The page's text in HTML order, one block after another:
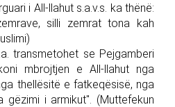
i All-llahut s.a.v.s. ka thënë:
silli zemrat tona kah
trans­me­tohet se Pej­gam­be­ri
mbrojtjen e All-llahut nga
thellësitë e fatkeqësisë, nga
i ar­mikut". (Muttefekun